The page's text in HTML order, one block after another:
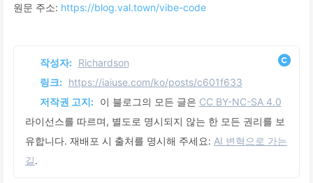
원문 주소: https://blog.val.town/vibe-code
작성자: Richardson
링크: https://iaiuse.com/ko/posts/c601f633
저작권 고지: 이 블로그의 모든 글은 CC BY-NC-SA 4.0
라이선스를 따르며, 별도로 명시되지 않는 한 모든 권리를 보
유합니다. 재배포 시 출처를 명시해 주세요: AI 변혁으로 가는
길.